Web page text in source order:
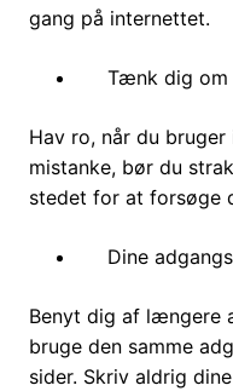
gang på internettet.
Tænk dig om
Hav ro, når du
mistanke, bør du
stedet for at forsøge
Dine
Benyt dig af længere
bruge den samme
sider. Skriv aldrig